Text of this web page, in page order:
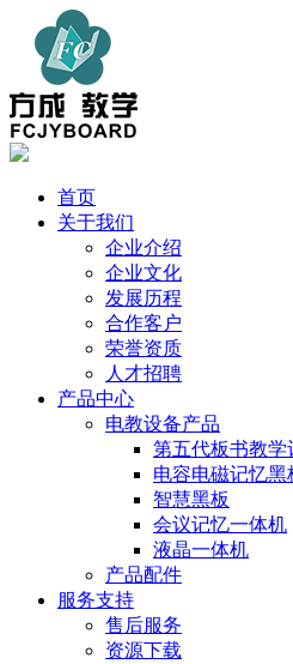
首页
关于我们
企业介绍
企业文化
发展历程
合作客户
荣誉资质
人才招聘
产品中心
电教设备产品
第五代板书教学
电容电磁记忆黑
智慧黑板
会议记忆一体机
液晶一体机
产品配件
服务支持
售后服务
资源下载